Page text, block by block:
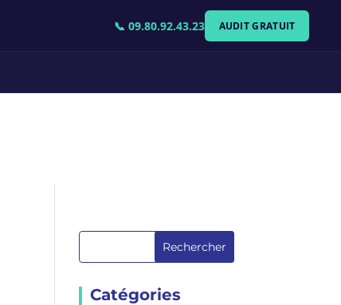
📞 09.80.92.43.23 AUDIT GRATUIT
Rechercher
Catégories